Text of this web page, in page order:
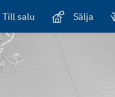
Till salu Sälja